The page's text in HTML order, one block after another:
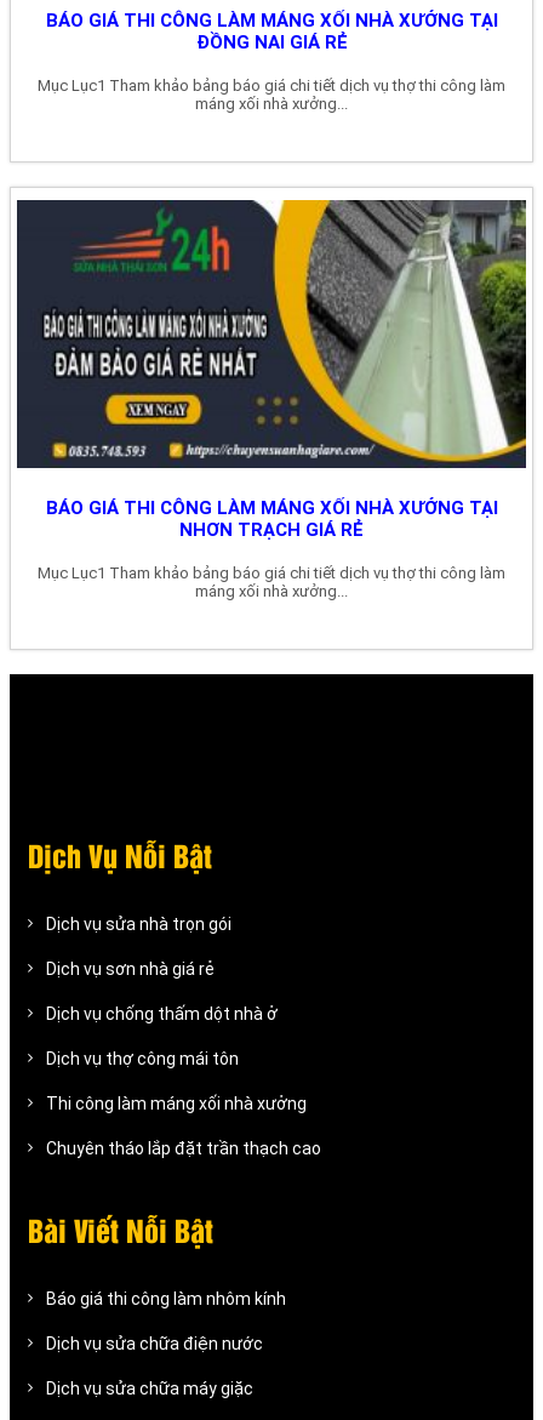
BÁO GIÁ THI CÔNG LÀM MÁNG XỐI NHÀ XƯỞNG TẠI
ĐỒNG NAI GIÁ RẺ
Mục Lục1 Tham khảo bảng báo giá chi tiết dịch vụ thợ thi công làm
máng xối nhà xưởng...
BÁO GIÁ THI CÔNG LÀM MÁNG XỐI NHÀ XƯỞNG TẠI
NHƠN TRẠCH GIÁ RẺ
Mục Lục1 Tham khảo bảng báo giá chi tiết dịch vụ thợ thi công làm
máng xối nhà xưởng...
Dịch Vụ Nỗi Bật
Dịch vụ sửa nhà trọn gói
Dịch vụ sơn nhà giá rẻ
Dịch vụ chống thấm dột nhà ở
Dịch vụ thợ công mái tôn
Thi công làm máng xối nhà xưởng
Chuyên tháo lắp đặt trần thạch cao
Bài Viết Nỗi Bật
Báo giá thi công làm nhôm kính
Dịch vụ sửa chữa điện nước
Dịch vụ sửa chữa máy giặc